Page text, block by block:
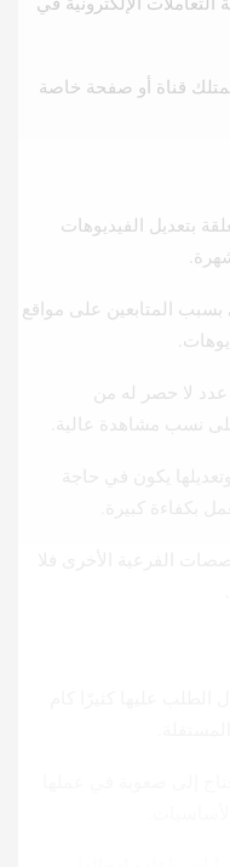
قناة أو صفحة خاصة
بتعديل الفيديوهات
بسبب المتابعين على مواقع
لا حصر له من
نسب مشاهدة عالية.
يكون في حاجة